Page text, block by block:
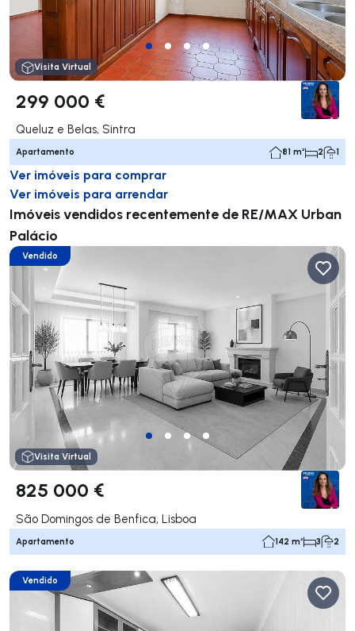
Visita Virtual
299 000 €
Queluz e Belas, Sintra
Apartamento 81 m² 2 1
Ver imóveis para comprar
Ver imóveis para arrendar
Imóveis vendidos recentemente de RE/MAX Urban
Palácio
Vendido
Visita Virtual
825 000 €
São Domingos de Benfica, Lisboa
Apartamento 142 m² 3 2
Vendido